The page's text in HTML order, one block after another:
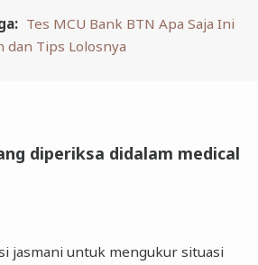
Tes MCU Bank BTN Apa Saja Ini
dan Tips Lolosnya
diperiksa didalam medical
jasmani untuk mengukur situasi